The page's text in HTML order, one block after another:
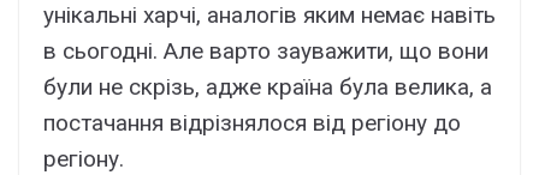
унікальні харчі, аналогів яким немає навіть
в сьогодні. Але варто зауважити, що вони
були не скрізь, адже країна була велика, а
постачання відрізнялося від регіону до
регіону.